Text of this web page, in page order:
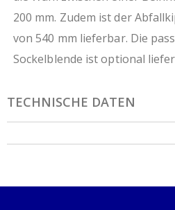
200 mm. Zudem ist der
von 540 mm lieferbar. Die
Sockelblende ist optional
TECHNISCHE DATEN